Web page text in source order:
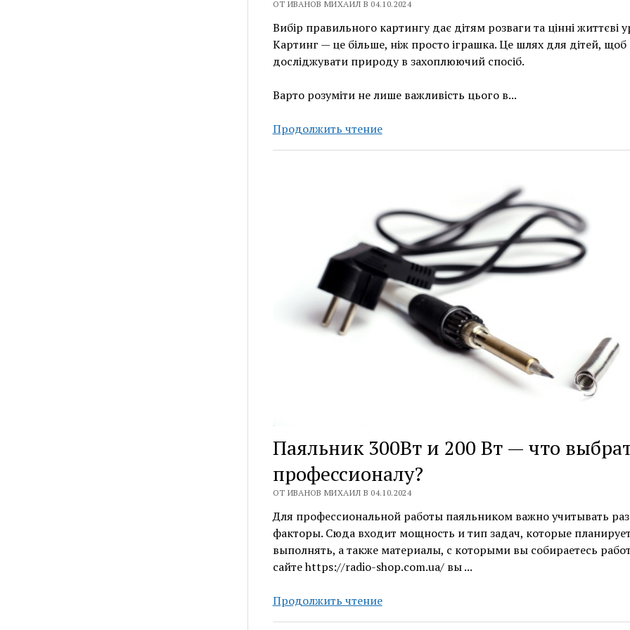
ОТ ИВАНОВ МИХАИЛ В 04.10.2024
Вибір правильного картингу дає дітям розваги та цінні життєві
Картинг — це більше, ніж просто іграшка. Це шлях для дітей, щоб
досліджувати природу в захоплюючий спосіб.
Варто розуміти не лише важливість цього в...
Продолжить чтениеТоп
2024:
де
знайти
найкращі
траси
для
дітей
Паяльник 300Вт и 200 Вт — что
профессионалу?
ОТ ИВАНОВ МИХАИЛ В 04.10.2024
Для профессиональной работы паяльником важно учитывать
факторы. Сюда входит мощность и тип задач, которые
выполнять, а также материалы, с которыми вы собираетесь
сайте https://radio-shop.com.ua/ вы ...
Продолжить чтениеПаяльник